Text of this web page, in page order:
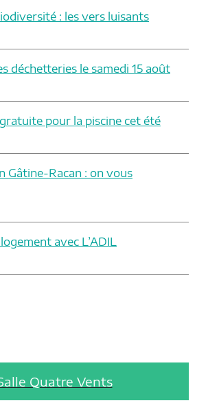
: les vers luisants
déchetteries le samedi 15 août
pour la piscine cet été
Gâtine-Racan : on vous
avec L’ADIL
Quatre Vents